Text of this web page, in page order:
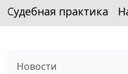
Судебная практика
Новости